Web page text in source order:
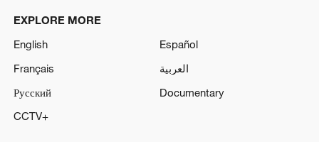
EXPLORE MORE
English
Español
Français
العربية
Русский
Documentary
CCTV+